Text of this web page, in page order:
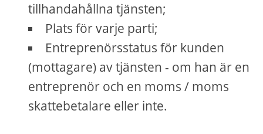
tillhandahållna tjänsten;
Plats för varje parti;
Entreprenörsstatus för kunden
(mottagare) av tjänsten - om han är en
entreprenör och en moms / moms
skattebetalare eller inte.